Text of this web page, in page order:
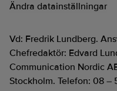
Ändra datainställningar
Vd: Fredrik Lundberg.
Chefredaktör: Edvard
Communication Nordic
Stockholm. Telefon: 08 –